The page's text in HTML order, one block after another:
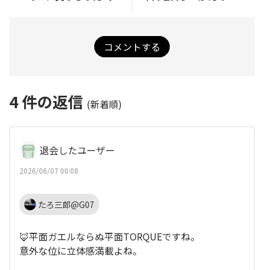
コメントする
4件の返信 (新着順)
退会したユーザー
2026/06/07 00:08
たろ三郎@G07
🦊平面ガエルならぬ平面TORQUEですね。
意外な位に立体感満載よね。